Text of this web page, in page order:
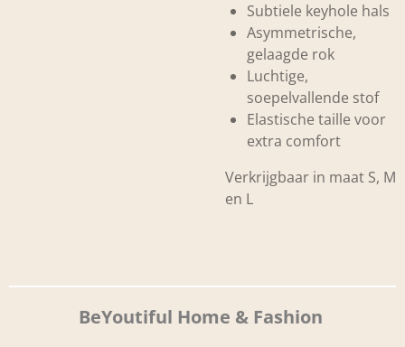
Subtiele keyhole hals
Asymmetrische,
gelaagde rok
Luchtige,
soepelvallende stof
Elastische taille voor
extra comfort
Verkrijgbaar in maat S, M
en L
BeYoutiful Home & Fashion